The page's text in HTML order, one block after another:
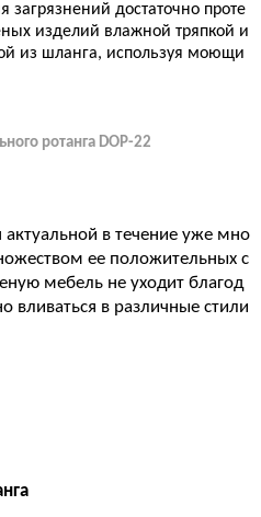
загрязнений достаточно проте
изделий влажной тряпкой и
из шланга, используя моющи
ротанга DOP-22
актуальной в течение уже мно
ее положительных с
мебель не уходит благод
вливаться в различные стили